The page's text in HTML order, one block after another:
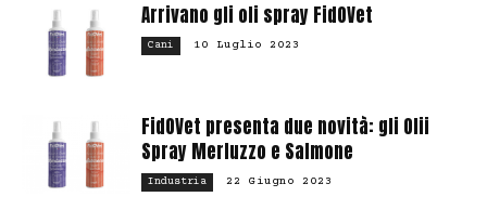
Arrivano gli oli spray FidOVet
Cani 10 Luglio 2023
FidOVet presenta due novità: gli Olii
Spray Merluzzo e Salmone
Industria 22 Giugno 2023